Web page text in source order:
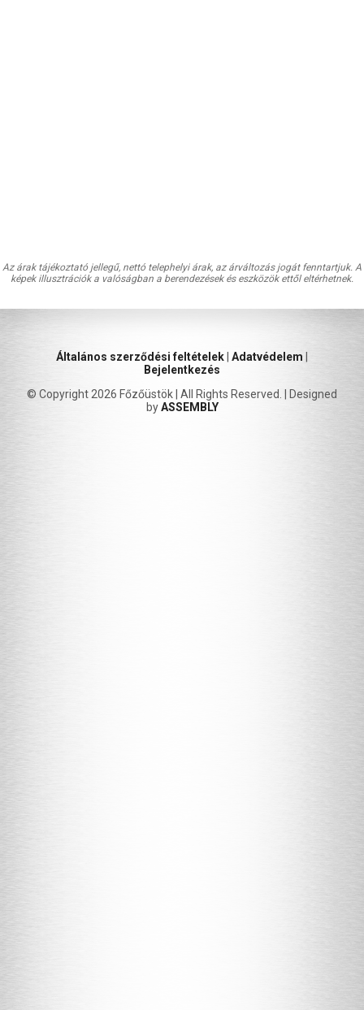
Az árak tájékoztató jellegű, nettó telephelyi árak, az árváltozás jogát fenntartjuk. A
képek illusztrációk a valóságban a berendezések és eszközök ettől eltérhetnek.
Általános szerződési feltételek Adatvédelem
Bejelentkezés
© Copyright 2026 Főzőüstök | All Rights Reserved. | Designed
byASSEMBLY